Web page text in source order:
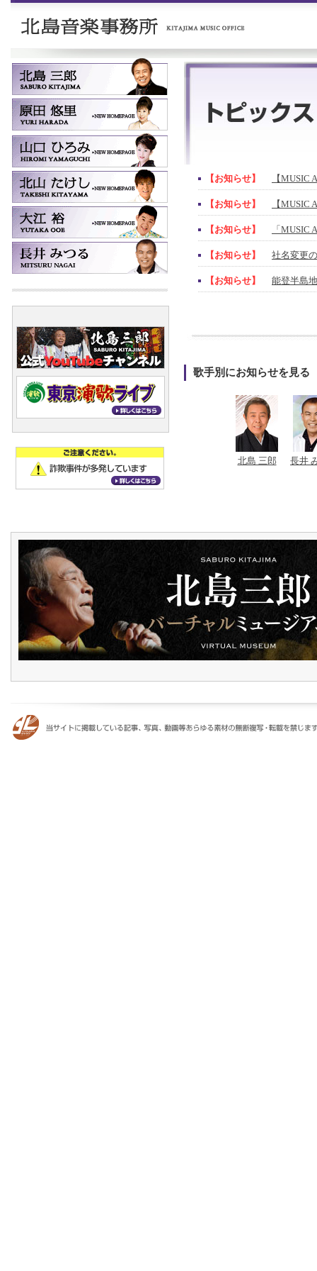
【お知らせ】 【MUSIC
【お知らせ】 【MUSIC
【お知らせ】 「MUSIC
【お知らせ】 社名変更
【お知らせ】 能登半島
歌手別にお知らせを見る
北島 三郎 長井